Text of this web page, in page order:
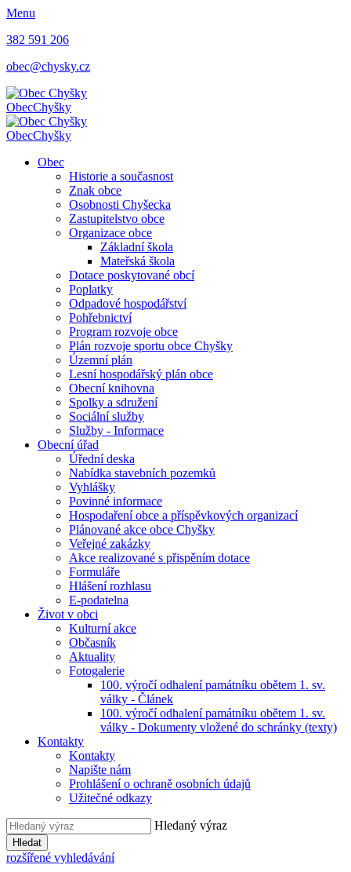
Menu
382 591 206
obec@chysky.cz
ObecChyšky
ObecChyšky
Obec
Historie a současnost
Znak obce
Osobnosti Chyšecka
Zastupitelstvo obce
Organizace obce
Základní škola
Mateřská škola
Dotace poskytované obcí
Poplatky
Odpadové hospodářství
Pohřebnictví
Program rozvoje obce
Plán rozvoje sportu obce Chyšky
Územní plán
Lesní hospodářský plán obce
Obecní knihovna
Spolky a sdružení
Sociální služby
Služby - Informace
Obecní úřad
Úřední deska
Nabídka stavebních pozemků
Vyhlášky
Povinné informace
Hospodaření obce a příspěvkových organizací
Plánované akce obce Chyšky
Veřejné zakázky
Akce realizované s přispěním dotace
Formuláře
Hlášení rozhlasu
E-podatelna
Život v obci
Kulturní akce
Občasník
Aktuality
Fotogalerie
100. výročí odhalení památníku obětem 1. sv.
války - Článek
100. výročí odhalení památníku obětem 1. sv.
války - Dokumenty vložené do schránky (texty)
Kontakty
Kontakty
Napište nám
Prohlášení o ochraně osobních údajů
Užitečné odkazy
Hledaný výraz
Hledat
rozšířené vyhledávání